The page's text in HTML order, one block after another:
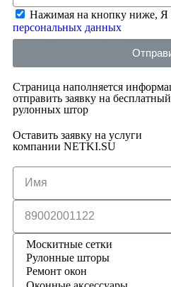
Нажимая на кнопку ниже, Я
персональных данных
Страница наполняется
отправить заявку на
рулонных штор
Оставить заявку на услуги
компании NETKI.SU